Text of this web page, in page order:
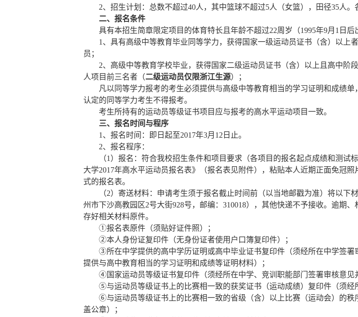
2、招生计划：总数不超过40人，其中篮球不超过5人（女篮），田径35人。
二、报名条件
具有本招生简章限定项目的体育特长且年龄不超过22周岁（1995年9月 1 日后
1 、具有高级中等教育毕业同等学力，获得国家一级运动员证书（含）以上
员；
2、高级中等教育学校毕业，获得国家二级运动员证书（含）以上且高中阶
人项目前三名者（二级运动员仅限浙江生源）；
凡以同等学力报考的考生必须提供与高级中等教育相当的学习证明和成绩
认定的同等学力考生不得报考。
考生所持有的运动员等级证书项目应与报考的高水平运动项目一致。
三、报名时间与程序
1 、报名时间： 即日起至2017年3月 12 日止。
2、 报名程序：
（1 ）报名：符合我校招生条件和项目要求（各项目的报名起点成绩和测试
大学2017年高水平运动员报名表》（报名表见附件），粘贴本人近期正面免冠
式的报名表。
（2）寄送材料：申请考生须于报名截止时间前（以当地邮戳为准）将以下
州市下沙高教园区2号大街928号，邮编： 310018），其他快递不予接收。逾期
存好相关材料原件。
①报名表原件（须贴好证件照）；
②本人身份证复印件（无身份证者使用户口簿复印件）；
③所在中学提供的高中学历证明或高中毕业证书复印件（须经所在中学签
提供与高中教育相当的学习证明和成绩等证明材料）；
④国家运动员等级证书复印件（须经所在中学、竞训职能部门签署审核意见
⑤与运动员等级证书上的比赛相一致的获奖证书（运动成绩）复印件（须经
⑥与运动员等级证书上的比赛相一致的省级（含）以上比赛（运动会）的
盖公章）；